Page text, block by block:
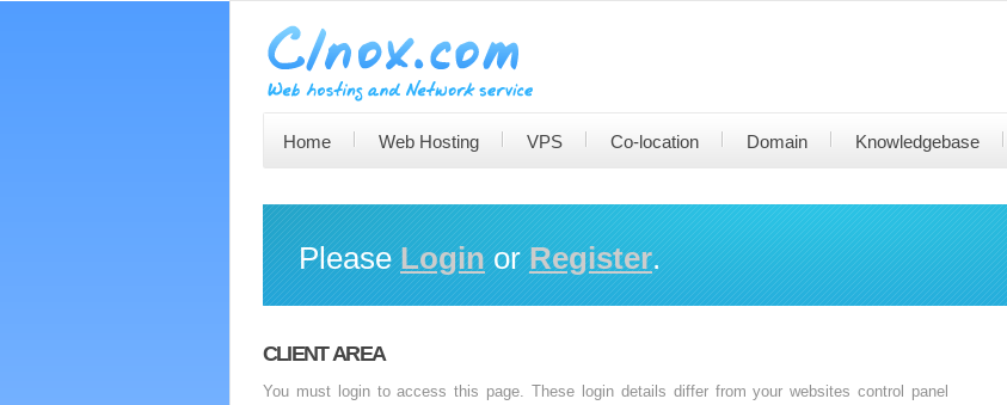
Home Web Hosting VPS Co-location Domain Knowledgebase
PleaseLoginorRegister.
CLIENT AREA
You must login to access this page. These login details differ from your websites control panel